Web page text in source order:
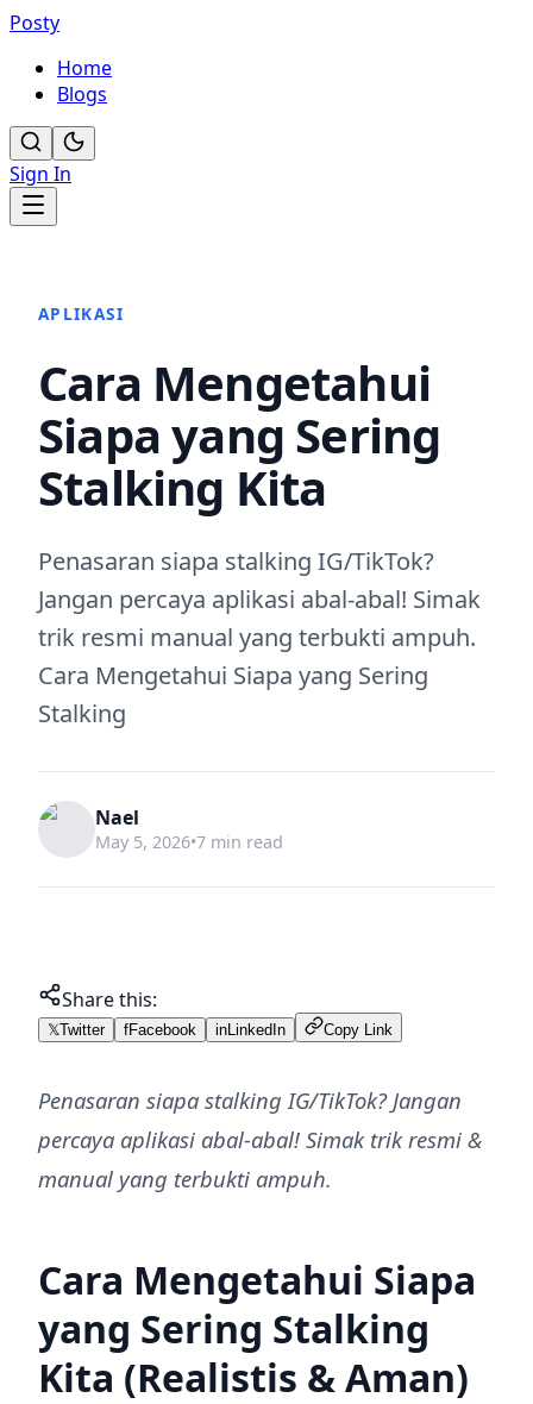
Posty
Home
Blogs
Sign In
APLIKASI
Cara Mengetahui
Siapa yang Sering
Stalking Kita
Penasaran siapa stalking IG/TikTok?
Jangan percaya aplikasi abal-abal! Simak
trik resmi manual yang terbukti ampuh.
Cara Mengetahui Siapa yang Sering
Stalking
Nael
May 5, 2026•7 min read
Share this:
𝕏Twitter fFacebook in LinkedIn Copy Link
Penasaran siapa stalking IG/TikTok? Jangan
percaya aplikasi abal-abal! Simak trik resmi &
manual yang terbukti ampuh.
Cara Mengetahui Siapa
yang Sering Stalking
Kita (Realistis & Aman)